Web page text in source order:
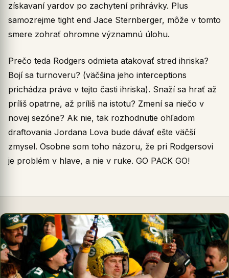
získavaní yardov po zachytení prihrávky. Plus
samozrejme tight end Jace Sternberger, môže v tomto
smere zohrať ohromne významnú úlohu.
Prečo teda Rodgers odmieta atakovať stred ihriska?
Bojí sa turnoveru? (väčšina jeho interceptions
prichádza práve v tejto časti ihriska). Snaží sa hrať až
príliš opatrne, až príliš na istotu? Zmení sa niečo v
novej sezóne? Ak nie, tak rozhodnutie ohľadom
draftovania Jordana Lova bude dávať ešte väčší
zmysel. Osobne som toho názoru, že pri Rodgersovi
je problém v hlave, a nie v ruke. GO PACK GO!